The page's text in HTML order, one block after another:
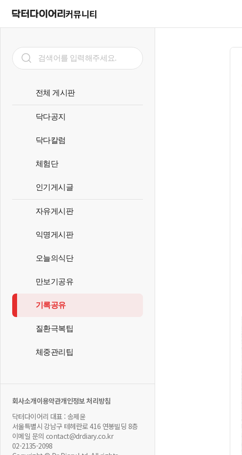
커뮤니티
전체 게시판
닥다공지
닥다칼럼
체험단
인기게시글
자유게시판
익명게시판
오늘의식단
만보기공유
기록공유
질환극복팁
체중관리팁
회사소개이용약관개인정보 처리방침
닥터다이어리 대표 : 송제윤
서울특별시 강남구 테헤란로 416 연봉빌딩 8층
이메일 문의 contact@drdiary.co.kr
02-2135-2098